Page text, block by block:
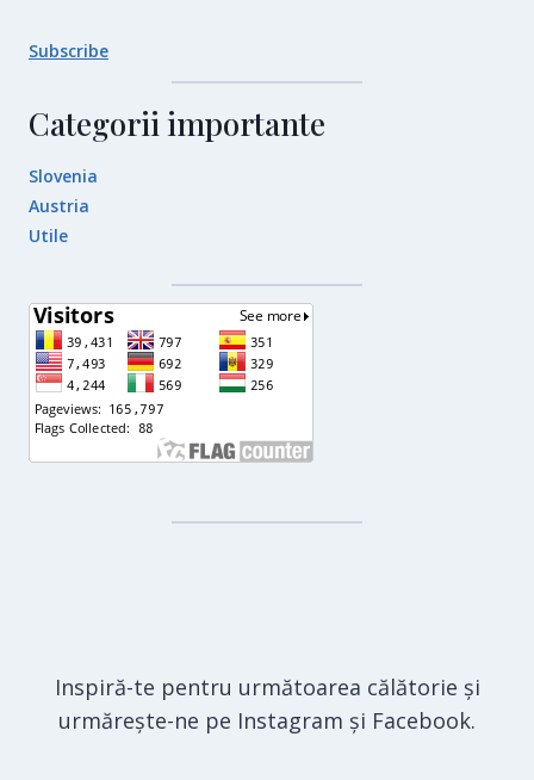
Subscribe
Categorii importante
Slovenia
Austria
Utile
Inspiră-te pentru următoarea călătorie și
urmărește-ne pe Instagram și Facebook.